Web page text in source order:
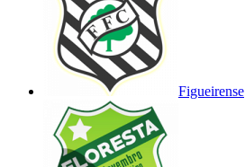
Figueirense